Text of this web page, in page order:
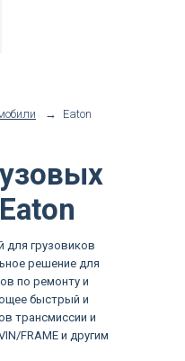
→ Eaton
для грузовиков
решение для
по ремонту и
быстрый и
трансмиссии и
FRAME и другим